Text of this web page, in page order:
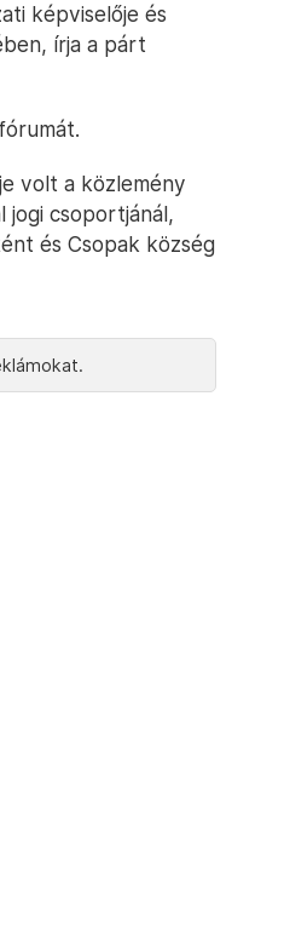
képviselője és
írja a párt
volt a közlemény
jogi csoportjánál,
és Csopak község